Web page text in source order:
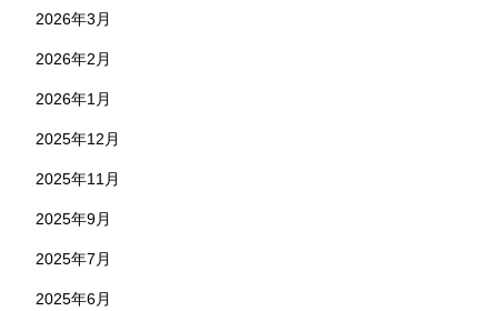
2026年3月
2026年2月
2026年1月
2025年12月
2025年11月
2025年9月
2025年7月
2025年6月